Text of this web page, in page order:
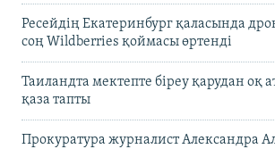
Ресейдің Екатеринбург қаласында
соң Wildberries қоймасы өртенді
Таиландта мектепте біреу қарудан оқ
қаза тапты
Прокуратура журналист Александра